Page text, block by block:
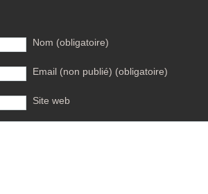
Nom (obligatoire)
Email (non publié) (obligatoire)
Site web